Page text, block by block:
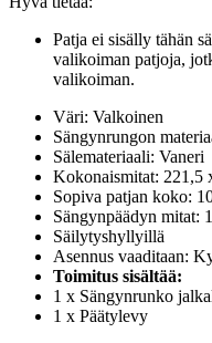
Patja ei sisälly tähän
valikoiman patjoja,
valikoiman.
Väri: Valkoinen
Sängynrungon
Sälemateriaali: Vaneri
Kokonaismitat: 221,5
Sopiva patjan koko:
Sängynpäädyn mitat:
Säilytyshyllyillä
Asennus vaaditaan:
Toimitus sisältää:
1 x Sängynrunko
1 x Päätylevy